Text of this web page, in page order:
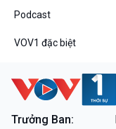
Podcast
VOV1 đặc biệt
Trưởng Ban: